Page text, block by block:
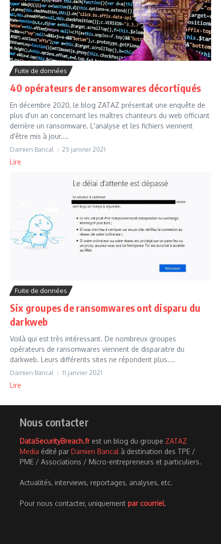
Fuite de données
40 opérateurs de ransomwares décortiqués
En décembre 2020, le blog ZATAZ présentait une enquête de
plus d'un an concernant les maîtres chanteurs du web officiant
derrière un ransomware. L'analyse et les fichiers viennent
d'être mis à jour....
Damien Bancal 25 janvier 2021
Lire
Fuite de données
Six groupes de ransomwares ont disparu du
darkweb
Voilà qui est très intéressant. De nombreux groupes
opérateurs de ransomwares viennent de disparaitre du
darkweb. Leurs différents sites ne répondent plus....
Damien Bancal 11 janvier 2021
Lire
Nous contacter
DataSecurityBreach.frest un blog du groupe ZATAZ
Media édité par Damien Bancal à destination des TPE /
PME / Associations / Micro-entrepreneurs et particuliers.
Actualités, interviews, reportages, analyses, etc.
Pour nous contacter, uniquement par courriel.